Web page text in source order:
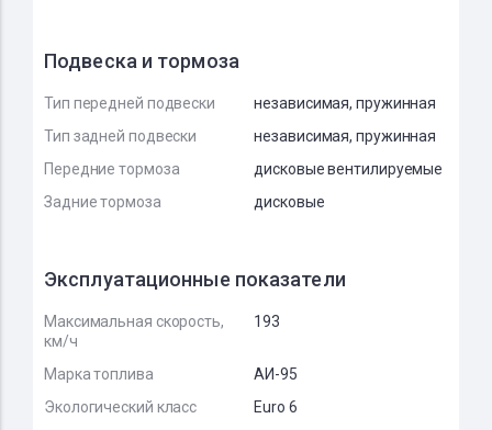
Подвеска и тормоза
Тип передней подвески
независимая, пружинная
Тип задней подвески
независимая, пружинная
Передние тормоза
дисковые вентилируемые
Задние тормоза
дисковые
Эксплуатационные показатели
Максимальная скорость,
км/ч
193
Марка топлива
АИ-95
Экологический класс
Euro 6